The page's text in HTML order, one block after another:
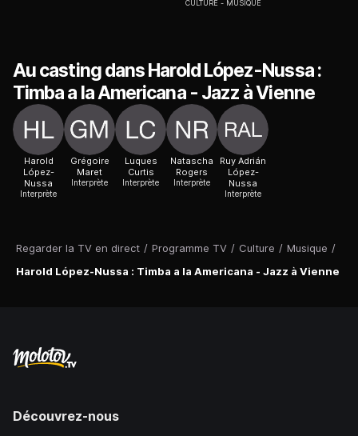
Regarder la TV en direct / Programme TV / Culture / Musique /
Harold López-Nussa : Timba a la Americana - Jazz à Vienne
CULTURE MUSIQUE
Au casting dans Harold López-Nussa :
Timba a la Americana - Jazz à Vienne
Harold
López-
Nussa
Interprète
Grégoire
Maret
Interprète
Luques
Curtis
Interprète
Natascha
Rogers
Interprète
Ruy Adrián
López-
Nussa
Interprète
Découvrez-nous